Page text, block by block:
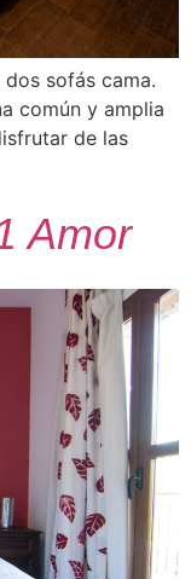
sofás cama.
común y amplia
de las
Amor